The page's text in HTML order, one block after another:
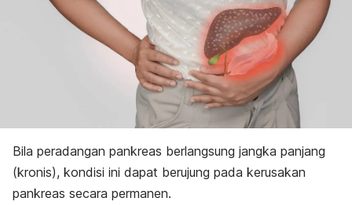
Bila peradangan pankreas berlangsung jangka panjang
(kronis), kondisi ini dapat berujung pada kerusakan
pankreas secara permanen.